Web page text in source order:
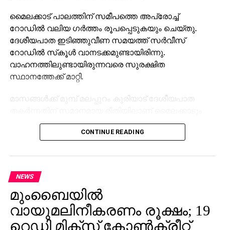
മൈലക്കാട് പാലത്തിന് സമീപത്തെ അപ്രോച്ച്
റോഡില്‍ വലിയ ഗര്‍ത്തം രൂപപ്പെടുകയും ചെയ്തു.
ദേശീയപാത ഇടിഞ്ഞുവീണ സമയത്ത് സര്‍വീസ്
റോഡില്‍ സ്‌കൂള്‍ വാനടക്കമുണ്ടായിരിന്നു.
വാഹനത്തിലുണ്ടായിരുന്നവരെ സുരക്ഷിത
സ്ഥാനത്തേക്ക് മാറ്റി.
മാസങ്ങള്‍ക്ക് മുമ്പ് മലപ്പുറം കൂരിയാട് ദേശീയപാത
ഉണ്ടായിരിക്കുന്നത്. നിര്‍മാണം നടക്കുന്ന
ദേശീയപാതയുടെ ഭാഗം താഴേക്ക് ഇടിയുകയായിരുന്നു.
തിരക്കേറിയ സമയത്താണ് അപകടമുണ്ടായത്.
നിര്‍മാണ പ്രവൃത്തികള്‍ ഏകദേശം
പൂര്‍ണമായിക്കൊണ്ടിരിക്കുന്ന സമയത്താണ് അപകടം.
സംഭവത്തെ തുടര്‍ന്ന് ഗതാഗതത്തിന്
നിയന്ത്രണമേര്‍പ്പെടുത്തിയിട്ടുണ്ട്. വാഹനങ്ങള്‍ തീരദേശ
CONTINUE READING
NEWS
മുംബൈയില്‍
വായുമലിനീകരണം രൂക്ഷം; 19
റെഡി മിക്‌സ് കോണ്‍ക്രീറ്റ്